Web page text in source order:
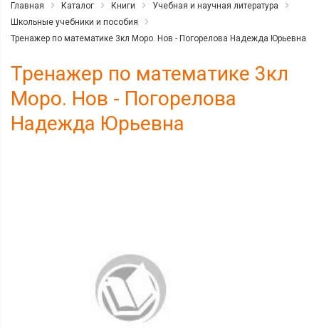
Главная Каталог Книги
Учебная и научная литература
Школьные учебники и пособия
Тренажер по математике 3кл Моро. Нов - Погорелова Надежда Юрьевна
Тренажер по математике 3кл
Моро. Нов - Погорелова
Надежда Юрьевна